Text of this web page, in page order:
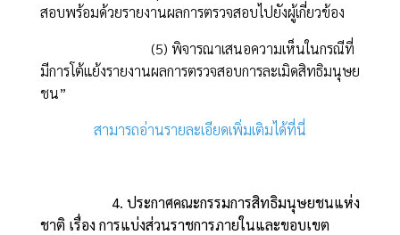
สอบพร้อมด้วยรายงานผลการตรวจสอบไปยังผู้เกี่ยวข้อง
(5) พิจารณาเสนอความเห็นในกรณีที่
มีการโต้แย้งรายงานผลการตรวจสอบการละเมิดสิทธิมนุษย
ชน”
สามารถอ่านรายละเอียดเพิ่มเติมได้ที่นี่
4. ประกาศคณะกรรมการสิทธิมนุษยชนแห่ง
ชาติ เรื่อง การแบ่งส่วนราชการภายในและขอบเขต